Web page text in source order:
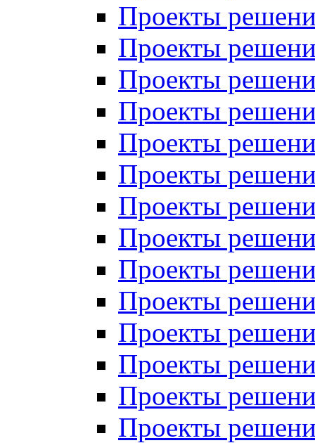
Проекты
Проекты
Проекты
Проекты
Проекты
Проекты
Проекты
Проекты
Проекты
Проекты
Проекты
Проекты
Проекты
Проекты